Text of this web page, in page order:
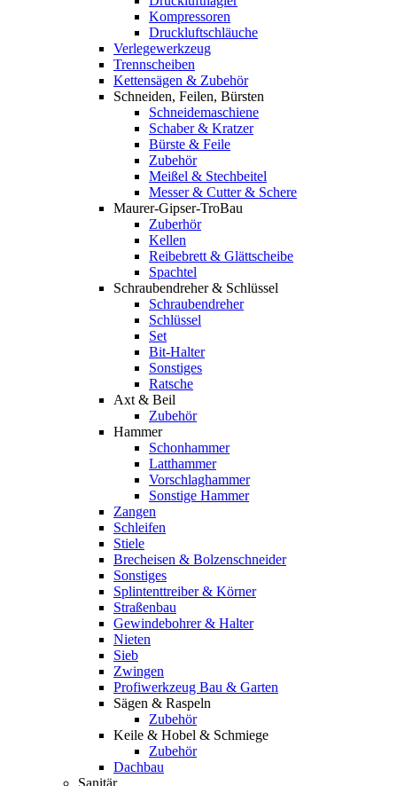
Kompressoren
Druckluftschläuche
Verlegewerkzeug
Trennscheiben
Kettensägen & Zubehör
Schneiden, Feilen, Bürsten
Schneidemaschiene
Schaber & Kratzer
Bürste & Feile
Zubehör
Meißel & Stechbeitel
Messer & Cutter & Schere
Maurer-Gipser-TroBau
Zuberhör
Kellen
Reibebrett & Glättscheibe
Spachtel
Schraubendreher & Schlüssel
Schraubendreher
Schlüssel
Set
Bit-Halter
Sonstiges
Ratsche
Axt & Beil
Zubehör
Hammer
Schonhammer
Latthammer
Vorschlaghammer
Sonstige Hammer
Zangen
Schleifen
Stiele
Brecheisen & Bolzenschneider
Sonstiges
Splintenttreiber & Körner
Straßenbau
Gewindebohrer & Halter
Nieten
Sieb
Zwingen
Profiwerkzeug Bau & Garten
Sägen & Raspeln
Zubehör
Keile & Hobel & Schmiege
Zubehör
Dachbau
Sanitär